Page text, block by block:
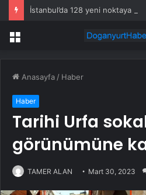
İstanbul’da 128 yeni noktaya
Menü
Anasayfa / Haber
Haber
Tarihi Urfa
görünümüne
TAMER ALAN Mart 30, 2023